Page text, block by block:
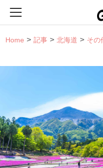
Home 記事 北海道 その